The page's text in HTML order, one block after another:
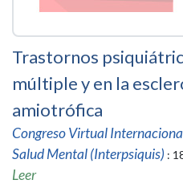
Trastornos
múltiple y en la
amiotrófica
Congreso Virtual
Salud Mental (Interpsiquis) :
Leer